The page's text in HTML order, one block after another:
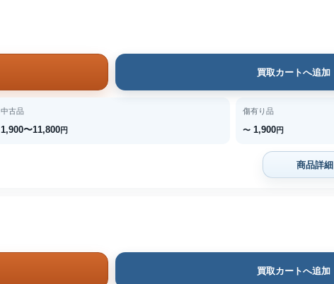
買取カートへ追加
中古品
1,900〜11,800円
傷有り品
〜 1,900円
商品詳細
買取カートへ追加